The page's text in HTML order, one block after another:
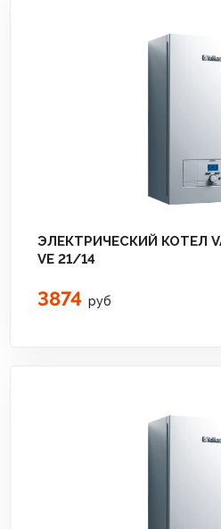
ЭЛЕКТРИЧЕСКИЙ КОТЕЛ
VE 21/14
3874 руб